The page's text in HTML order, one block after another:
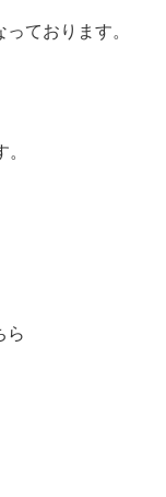
ております。
ら